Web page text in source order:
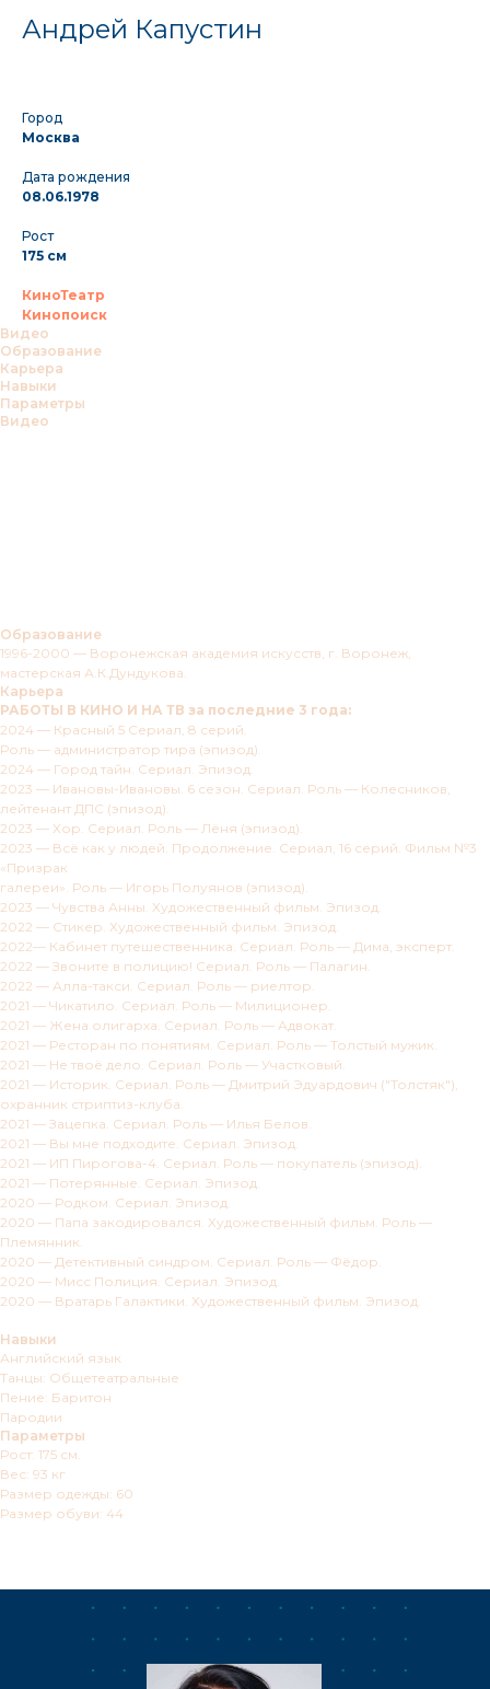
Андрей Капустин
Город
Москва
Дата рождения
08.06.1978
Рост
175 см
КиноТеатр
Кинопоиск
Видео
Образование
Карьера
Навыки
Параметры
Видео
Образование
1996-2000 — Воронежская академия искусств, г. Воронеж,
мастерская А.К.Дундукова.
Карьера
РАБОТЫ В КИНО И НА ТВ за последние 3 года:
2024 — Красный 5 Сериал, 8 серий.
Роль — администратор тира (эпизод).
2024 — Город тайн. Сериал. Эпизод.
2023 — Ивановы-Ивановы. 6 сезон. Сериал. Роль — Колесников,
лейтенант ДПС (эпизод).
2023 — Хор. Сериал. Роль — Лёня (эпизод).
2023 — Всё как у людей. Продолжение. Сериал, 16 серий. Фильм №3
«Призрак
галереи». Роль — Игорь Полуянов (эпизод).
2023 — Чувства Анны. Художественный фильм. Эпизод.
2022 — Стикер. Художественный фильм. Эпизод.
2022— Кабинет путешественника. Сериал. Роль — Дима, эксперт.
2022 — Звоните в полицию! Сериал. Роль — Палагин.
2022 — Алла-такси. Сериал. Роль — риелтор.
2021 — Чикатило. Сериал. Роль — Милиционер.
2021 — Жена олигарха. Сериал. Роль — Адвокат.
2021 — Ресторан по понятиям. Сериал. Роль — Толстый мужик.
2021 — Не твоё дело. Сериал. Роль — Участковый.
2021 — Историк. Сериал. Роль — Дмитрий Эдуардович ("Толстяк"),
охранник стриптиз-клуба.
2021 — Зацепка. Сериал. Роль — Илья Белов.
2021 — Вы мне подходите. Сериал. Эпизод.
2021 — ИП Пирогова-4. Сериал. Роль — покупатель (эпизод).
2021 — Потерянные. Сериал. Эпизод.
2020 — Родком. Сериал. Эпизод.
2020 — Папа закодировался. Художественный фильм. Роль —
Племянник.
2020 — Детективный синдром. Сериал. Роль — Фёдор.
2020 — Мисс Полиция. Сериал. Эпизод.
2020 — Вратарь Галактики. Художественный фильм. Эпизод.
Навыки
Английский язык
Танцы: Общетеатральные
Пение: Баритон
Пародии
Параметры
Рост: 175 см.
Вес: 93 кг
Размер одежды: 60
Размер обуви: 44